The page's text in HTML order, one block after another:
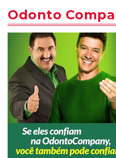
Odonto